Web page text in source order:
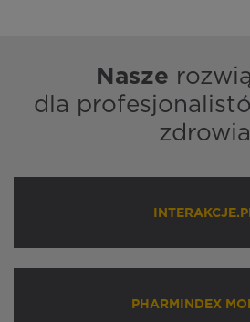
Nasze
dla
zdrowia
PHARMINDEX